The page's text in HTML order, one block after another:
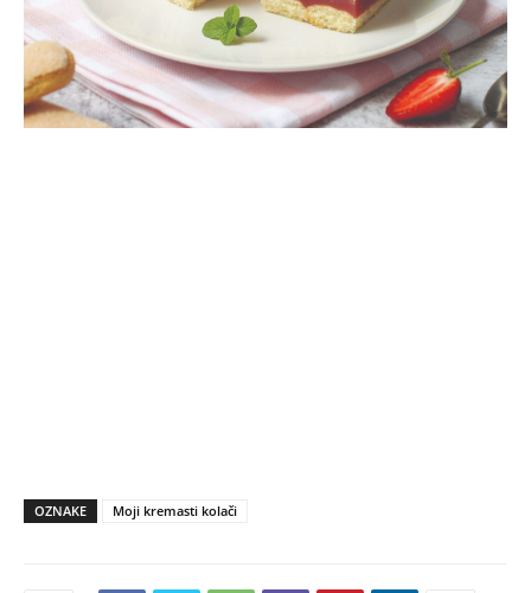
OZNAKE Moji kremasti kolači